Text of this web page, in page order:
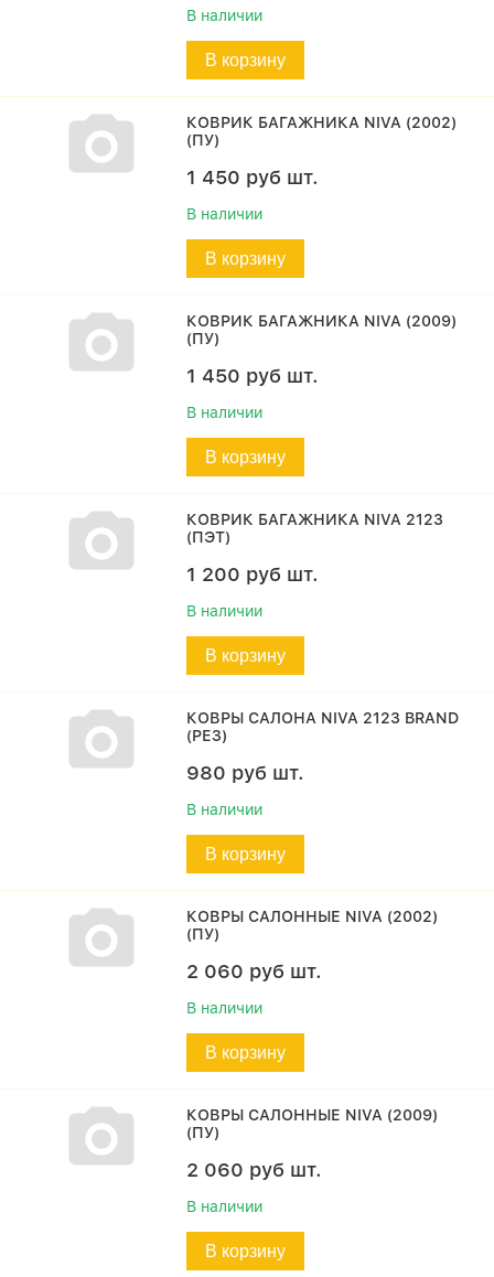
В наличии
В корзину
КОВРИК БАГАЖНИКА NIVA (2002)
(ПУ)
1 450 руб шт.
В наличии
В корзину
КОВРИК БАГАЖНИКА NIVA (2009)
(ПУ)
1 450 руб шт.
В наличии
В корзину
КОВРИК БАГАЖНИКА NIVA 2123
(ПЭТ)
1 200 руб шт.
В наличии
В корзину
КОВРЫ САЛОНА NIVA 2123 BRAND
(РЕЗ)
980 руб шт.
В наличии
В корзину
КОВРЫ САЛОННЫЕ NIVA (2002)
(ПУ)
2 060 руб шт.
В наличии
В корзину
КОВРЫ САЛОННЫЕ NIVA (2009)
(ПУ)
2 060 руб шт.
В наличии
В корзину